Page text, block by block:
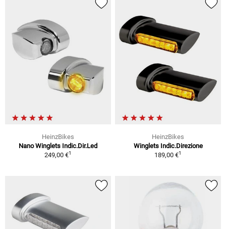
HeinzBikes
Nano Winglets Indic.Dir.Led
249,00 €1
HeinzBikes
Winglets Indic.Direzione
189,00 €1